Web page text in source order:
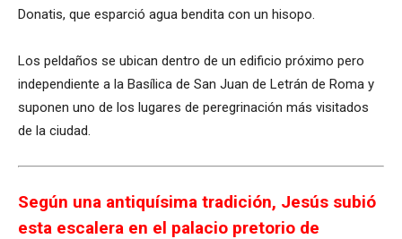
Donatis, que esparció agua bendita con un hisopo.
Los peldaños se ubican dentro de un edificio próximo pero
independiente a la Basílica de San Juan de Letrán de Roma y
suponen uno de los lugares de peregrinación más visitados
de la ciudad.
Según una antiquísima tradición, Jesús subió
esta escalera en el palacio pretorio de